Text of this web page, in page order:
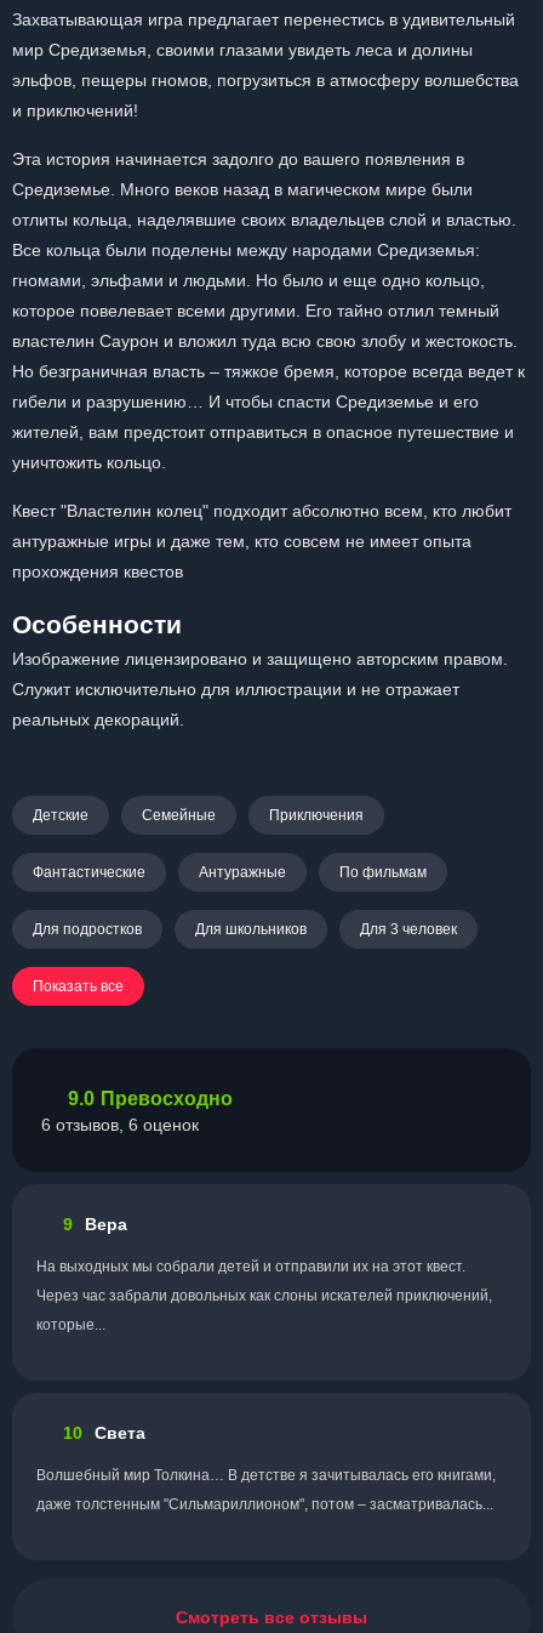
Захватывающая игра предлагает перенестись в удивительный
мир Средиземья, своими глазами увидеть леса и долины
эльфов, пещеры гномов, погрузиться в атмосферу волшебства
и приключений!
Эта история начинается задолго до вашего появления в
Средиземье. Много веков назад в магическом мире были
отлиты кольца, наделявшие своих владельцев слой и властью.
Все кольца были поделены между народами Средиземья:
гномами, эльфами и людьми. Но было и еще одно кольцо,
которое повелевает всеми другими. Его тайно отлил темный
властелин Саурон и вложил туда всю свою злобу и жестокость.
Но безграничная власть – тяжкое бремя, которое всегда ведет к
гибели и разрушению… И чтобы спасти Средиземье и его
жителей, вам предстоит отправиться в опасное путешествие и
уничтожить кольцо.
Квест "Властелин колец" подходит абсолютно всем, кто любит
антуражные игры и даже тем, кто совсем не имеет опыта
прохождения квестов
Особенности
Изображение лицензировано и защищено авторским правом.
Служит исключительно для иллюстрации и не отражает
реальных декораций.
Детские Семейные Приключения
Фантастические Антуражные По фильмам
Для подростков Для школьников Для 3 человек
Показать все
9.0 Превосходно
6 отзывов, 6 оценок
9 Вера
На выходных мы собрали детей и отправили их на этот квест.
Через час забрали довольных как слоны искателей приключений,
которые...
10 Света
Волшебный мир Толкина… В детстве я зачитывалась его книгами,
даже толстенным "Сильмариллионом", потом – засматривалась...
Смотреть все отзывы